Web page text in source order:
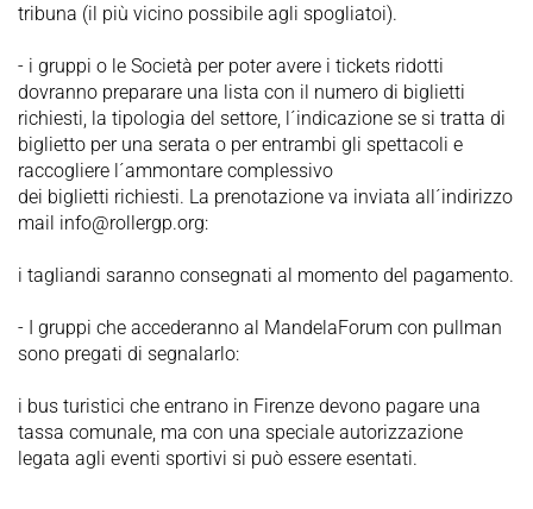
tribuna (il più vicino possibile agli spogliatoi).
- i gruppi o le Società per poter avere i tickets ridotti
dovranno preparare una lista con il numero di biglietti
richiesti, la tipologia del settore, l´indicazione se si tratta di
biglietto per una serata o per entrambi gli spettacoli e
raccogliere l´ammontare complessivo
dei biglietti richiesti. La prenotazione va inviata all´indirizzo
mail info@rollergp.org:
i tagliandi saranno consegnati al momento del pagamento.
- I gruppi che accederanno al MandelaForum con pullman
sono pregati di segnalarlo:
i bus turistici che entrano in Firenze devono pagare una
tassa comunale, ma con una speciale autorizzazione
legata agli eventi sportivi si può essere esentati.